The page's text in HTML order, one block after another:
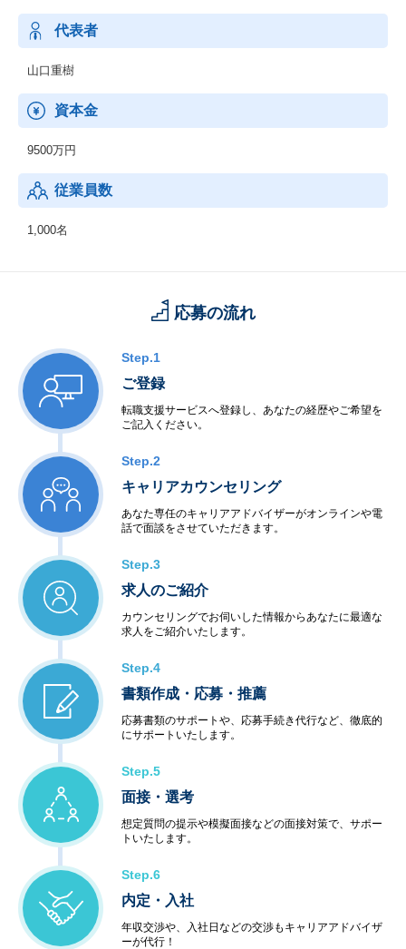
ということも大きな特徴です。
＊事実、既存顧客における取引の継続率は85％以上。他社様への
ご推奨意向があるとお答えくださるお客様は80％と評価をいただ
いています。
代表者
山口重樹
資本金
9500万円
従業員数
1,000名
応募の流れ
Step.1
ご登録
転職支援サービスへ登録し、あなたの経歴やご希望を
ご記入ください。
Step.2
キャリアカウンセリング
あなた専任のキャリアアドバイザーがオンラインや電
話で面談をさせていただきます。
Step.3
求人のご紹介
カウンセリングでお伺いした情報からあなたに最適な
求人をご紹介いたします。
Step.4
書類作成・応募・推薦
応募書類のサポートや、応募手続き代行など、徹底的
にサポートいたします。
Step.5
面接・選考
想定質問の提示や模擬面接などの面接対策で、サポー
トいたします。
Step.6
内定・入社
年収交渉や、入社日などの交渉もキャリアアドバイザ
ーが代行！